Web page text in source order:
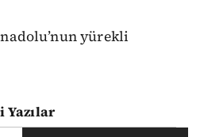
yürekli
Yazılar